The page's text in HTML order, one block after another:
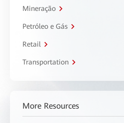
Mineração
Petróleo e Gás
Retail
Transportation
More Resources